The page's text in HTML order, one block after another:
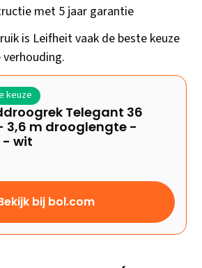
met 5 jaar garantie
is Leifheit vaak de beste keuze
keuze
Telegant 36
3,6 m drooglengte -
- wit
bij bol.com